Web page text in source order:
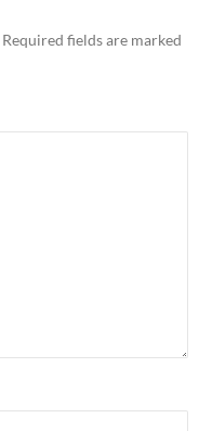
Required fields are marked